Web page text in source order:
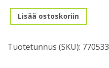
Istuinkannatin
30,2/350mm/Hopea/Lukolla
Lisää ostoskoriin
Tuotetunnus (SKU): 770533